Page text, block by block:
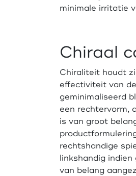
minimale irritatie
Chiraal
Chiraliteit houdt
effectiviteit van
geminimaliseerd
een rechtervorm,
is van groot
rechtshandige
linkshandig
van belang